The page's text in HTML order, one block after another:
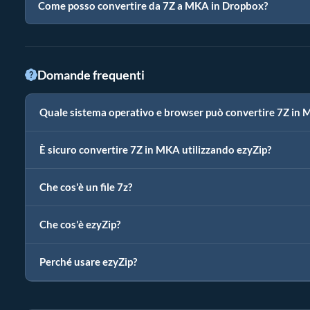
Come posso convertire da 7Z a MKA in Dropbox?
Domande frequenti
Quale sistema operativo e browser può convertire 7Z in
È sicuro convertire 7Z in MKA utilizzando ezyZip?
Che cos'è un file 7z?
Che cos'è ezyZip?
Perché usare ezyZip?